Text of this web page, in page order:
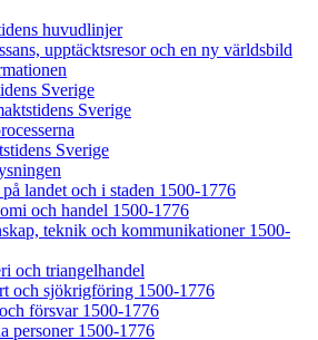
huvudlinjer
upptäcktsresor och en ny världsbild
Sverige
Sverige
Sverige
landet och i staden 1500-1776
och handel 1500-1776
teknik och kommunikationer 1500-
och triangelhandel
och sjökrigföring 1500-1776
försvar 1500-1776
personer 1500-1776